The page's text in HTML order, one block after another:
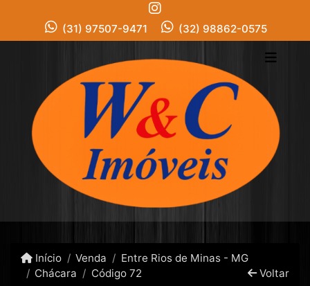
(31) 97507-9471 (32) 98862-0575
Início Venda
Entre Rios de Minas - MG
Chácara
Código 72 Voltar